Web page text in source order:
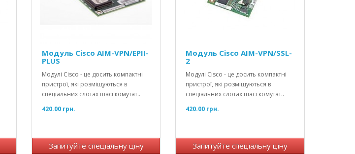
Модуль Cisco AIM-VPN/EPII-
PLUS
Модулі Cisco - це досить компактні
пристрої, які розміщуються в
спеціальних слотах шасі комутат..
420.00 грн.
Запитуйте спеціальну ціну
Модуль Cisco AIM-VPN/SSL-
2
Модулі Cisco - це досить компактні
пристрої, які розміщуються в
спеціальних слотах шасі комутат..
420.00 грн.
Запитуйте спеціальну ціну